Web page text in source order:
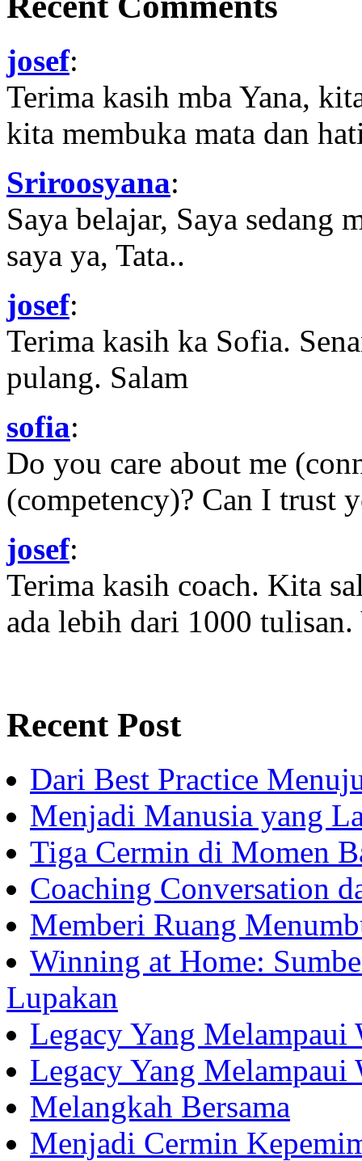
josef:
Terima kasih mba Yana,
kita membuka mata dan
Sriroosyana:
Saya belajar, Saya sedang
saya ya, Tata..
josef:
Terima kasih ka Sofia.
pulang. Salam
sofia:
Do you care about me
(competency)? Can I trust
josef:
Terima kasih coach. Kita
ada lebih dari 1000 tulisan.
Recent Post
Dari Best Practice
Menjadi Manusia yang
Tiga Cermin di Momen
Coaching Conversation
Memberi Ruang
Winning at Home:
Lupakan
Legacy Yang Melampaui
Legacy Yang Melampaui
Melangkah Bersama
Menjadi Cermin